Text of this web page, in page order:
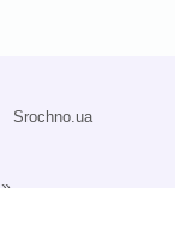
Srochno.ua
»